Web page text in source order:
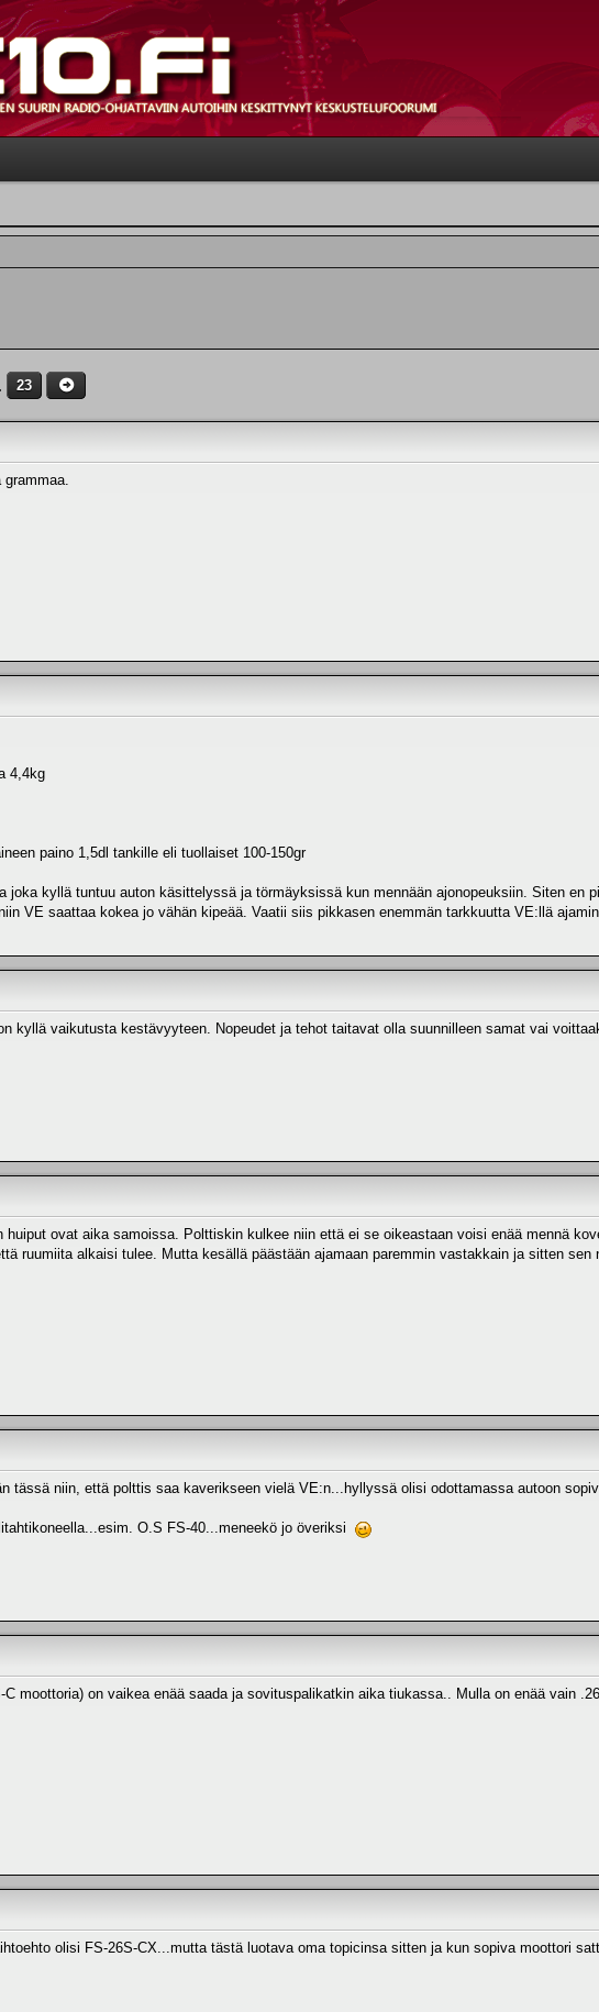
23
4,4kg
paino 1,5dl tankille eli tuollaiset 100-150gr
joka kyllä tuntuu auton käsittelyssä ja törmäyksissä kun mennään ajonopeuksiin. Siten en
VE saattaa kokea jo vähän kipeää. Vaatii siis pikkasen enemmän tarkkuutta VE:llä
kyllä vaikutusta kestävyyteen. Nopeudet ja tehot taitavat olla suunnilleen samat vai
ovat aika samoissa. Polttiskin kulkee niin että ei se oikeastaan voisi enää mennä
ruumiita alkaisi tulee. Mutta kesällä päästään ajamaan paremmin vastakkain ja sitten sen
tässä niin, että polttis saa kaverikseen vielä VE:n...hyllyssä olisi odottamassa autoon
O.S FS-40...meneekö jo överiksi
moottoria) on vaikea enää saada ja sovituspalikatkin aika tiukassa.. Mulla on enää vain
olisi FS-26S-CX...mutta tästä luotava oma topicinsa sitten ja kun sopiva moottori